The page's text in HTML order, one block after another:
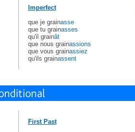
Imperfect
que je grainasse
que tu grainasses
qu'il grainât
que nous grainassions
que vous grainassiez
qu'ils grainassent
First Past